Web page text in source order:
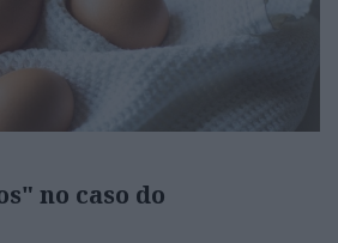
no caso do